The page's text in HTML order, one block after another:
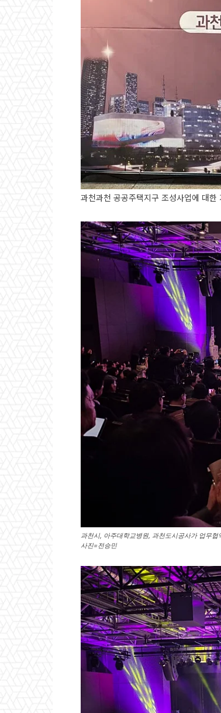
과천과천 공공주택지구 조성사업에 대
과천시, 아주대학교병원, 과천도시공사가 업무
사진=전승민